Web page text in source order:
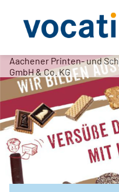
Aachener Printen- und
GmbH & Co. KG